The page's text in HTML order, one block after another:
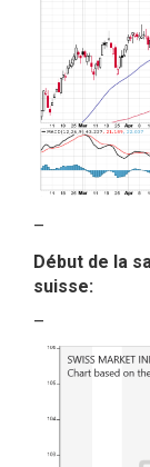
–
Début de la
suisse:
–